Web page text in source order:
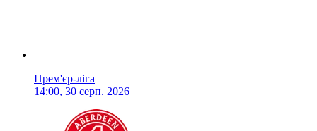
Прем'єр-ліга
14:00, 30 серп. 2026